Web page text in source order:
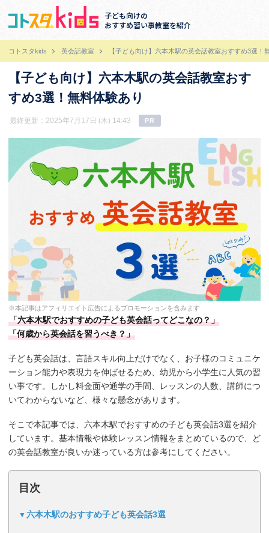
子ども向けの
おすすめ習い事教室を紹介
コトスタkids 英会話教室 【子ども向け】六本木駅の英会話教室おすすめ3選！
【子ども向け】六本木駅の英会話教室おす
すめ3選！無料体験あり
最終更新：2025年7月17日 (木) 14:43 PR
※本記事はアフィリエイト広告によるプロモーションを含みます
「六本木駅でおすすめの子ども英会話ってどこなの？」
「何歳から英会話を習うべき？」
子ども英会話は、言語スキル向上だけでなく、お子様のコミュニケ
ーション能力や表現力を伸ばせるため、幼児から小学生に人気の習
い事です。しかし料金面や通学の手間、レッスンの人数、講師につ
いてわからないなど、様々な懸念があります。
そこで本記事では、六本木駅でおすすめの子ども英会話3選を紹介
しています。基本情報や体験レッスン情報をまとめているので、ど
の英会話教室が良いか迷っている方は参考にしてください。
目次
六本木駅のおすすめ子ども英会話3選